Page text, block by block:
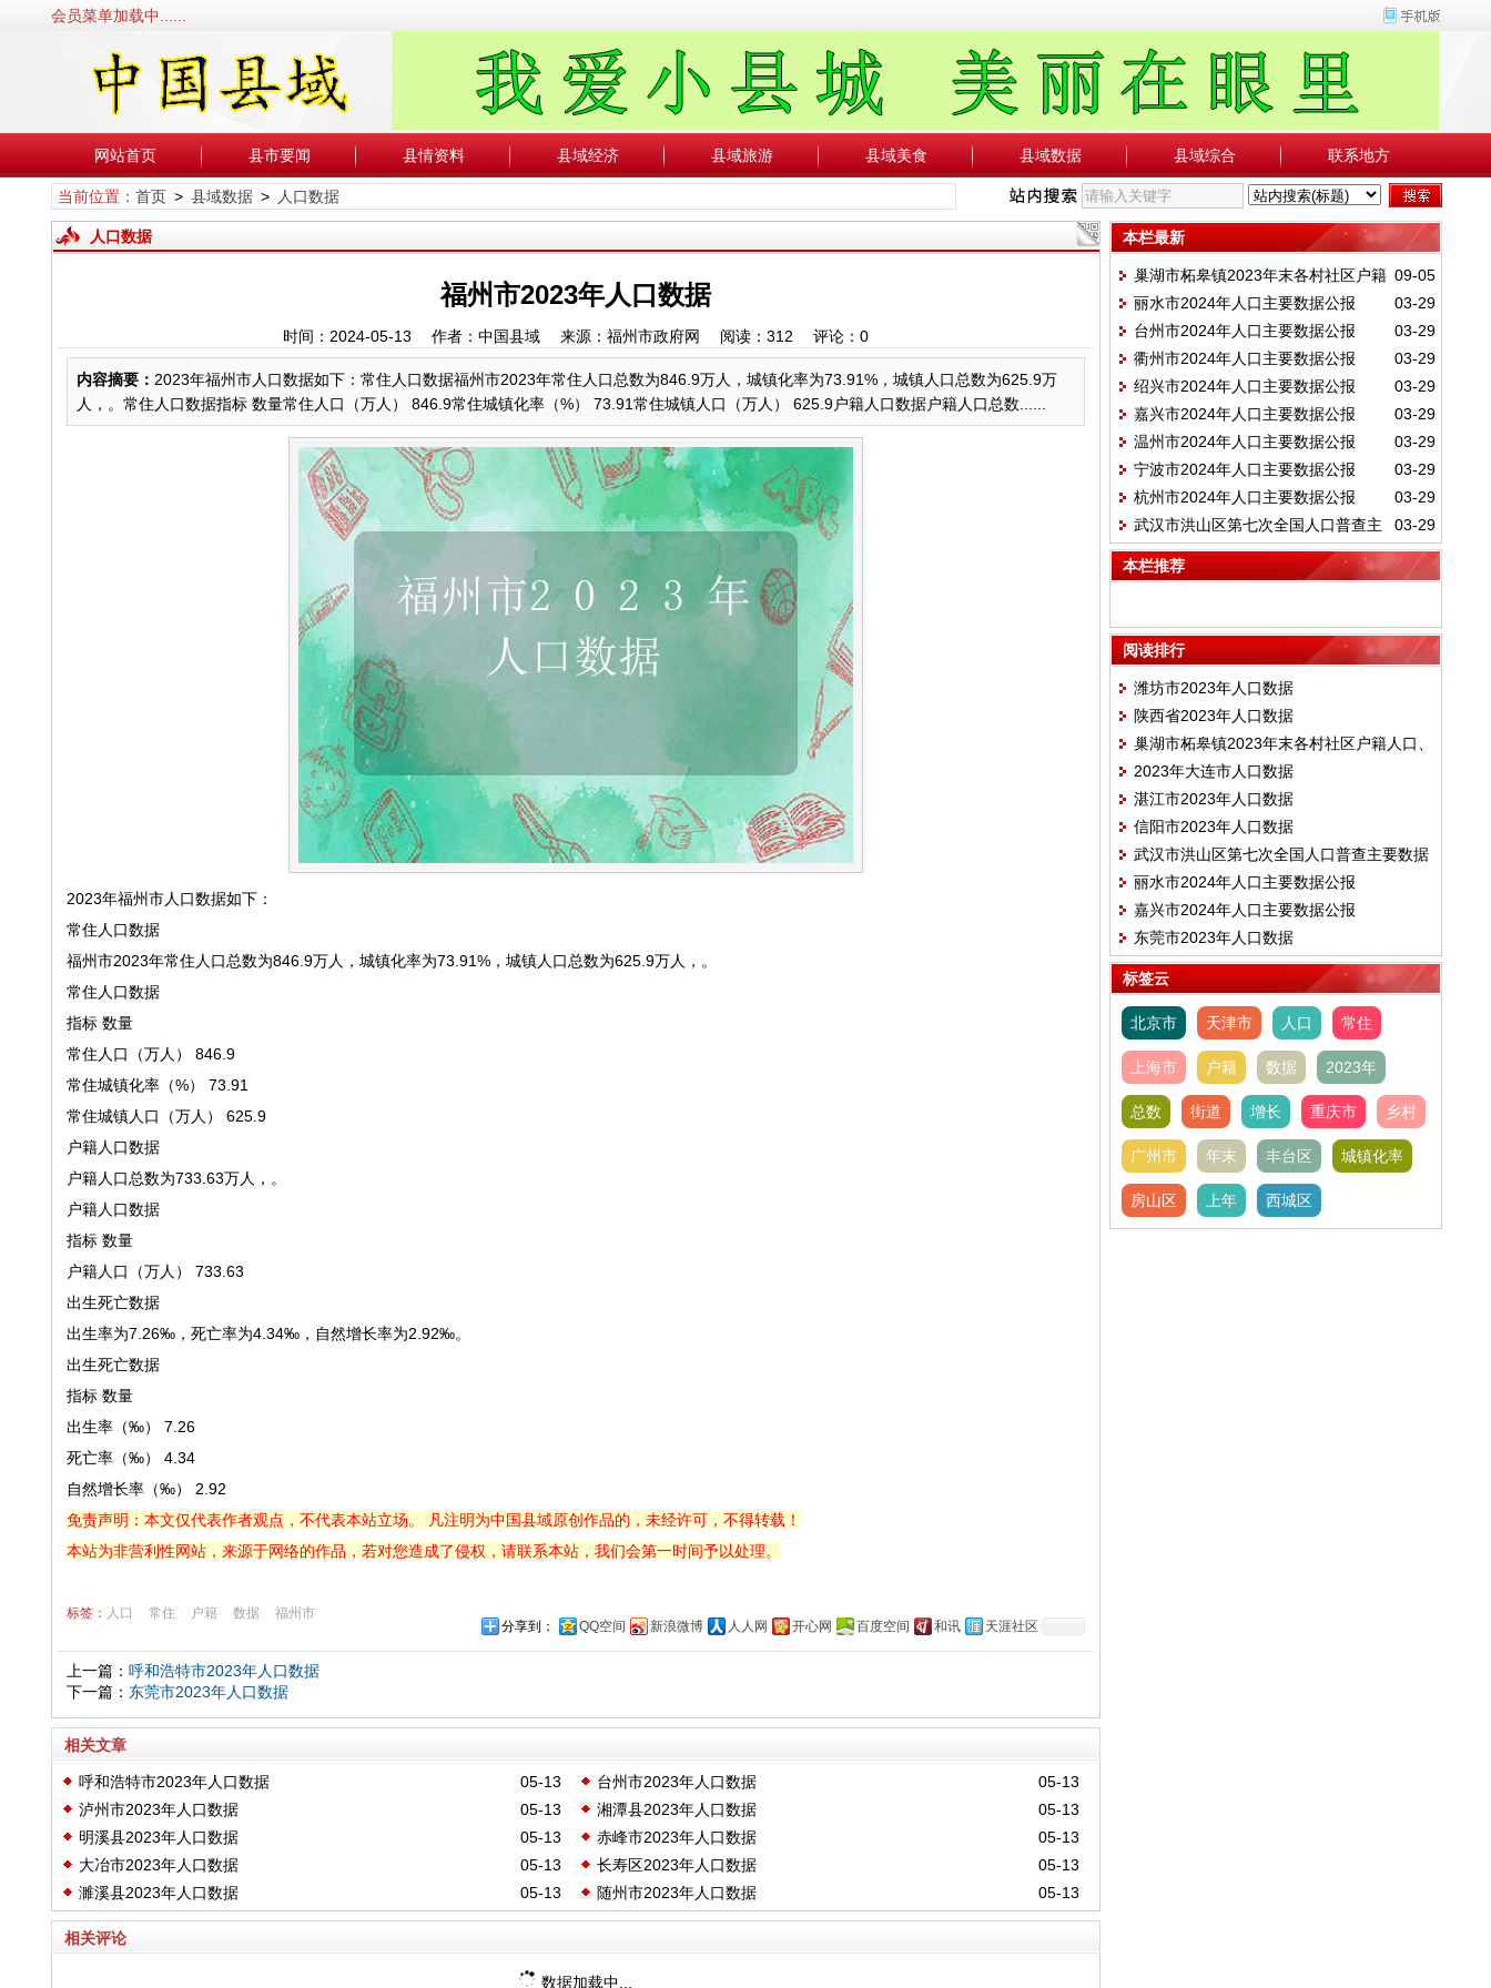
会员菜单加载中......
网站首页 县市要闻 县情资料 县域经济 县域旅游 县域美食 县域数据 县域综合 联系地方
当前位置： 首页> 县域数据> 人口数据
人口数据
福州市2023年人口数据
时间：2024-05-13 作者：中国县域 来源：福州市政府网 阅读： 312 评论： 0
内容摘要： 2023年福州市人口数据如下：常住人口数据福州市2023年常住人口总数为846.9万人，城镇化率为73.91%，城镇人口总数为625.9万
人，。常住人口数据指标 数量常住人口（万人） 846.9常住城镇化率（%） 73.91常住城镇人口（万人） 625.9户籍人口数据户籍人口总数......
2023年福州市人口数据如下：
常住人口数据
福州市2023年常住人口总数为846.9万人，城镇化率为73.91%，城镇人口总数为625.9万人，。
常住人口数据
指标 数量
常住人口（万人）
846.9
常住城镇化率（%）
73.91
常住城镇人口（万人）
625.9
户籍人口数据
户籍人口总数为733.63万人，。
户籍人口数据
指标 数量
户籍人口（万人）
733.63
出生死亡数据
出生率为7.26‰，死亡率为4.34‰，自然增长率为2.92‰。
出生死亡数据
指标 数量
出生率（‰）
7.26
死亡率（‰）
4.34
自然增长率（‰）
2.92
免责声明：本文仅代表作者观点，不代表本站立场。 凡注明为中国县域原创作品的，未经许可，不得转载！
本站为非营利性网站，来源于网络的作品，若对您造成了侵权，请联系本站，我们会第一时间予以处理。
标签： 人口 常住 户籍 数据
福州市
分享到：
QQ空间 新浪微博 人人网 开心网 百度空间 和讯 天涯社区
上一篇： 呼和浩特市2023年人口数据
下一篇： 东莞市2023年人口数据
相关文章
05-13
呼和浩特市2023年人口数据 05-13
台州市2023年人口数据
05-13
泸州市2023年人口数据 05-13
湘潭县2023年人口数据
05-13
明溪县2023年人口数据 05-13
赤峰市2023年人口数据
05-13
大冶市2023年人口数据 05-13
长寿区2023年人口数据
05-13
濉溪县2023年人口数据 05-13
随州市2023年人口数据
相关评论
数据加载中...
本栏最新
09-05
巢湖市柘皋镇2023年末各村社区户籍
人口、村民小组一览表
03-29
丽水市2024年人口主要数据公报
03-29
台州市2024年人口主要数据公报
03-29
衢州市2024年人口主要数据公报
03-29
绍兴市2024年人口主要数据公报
03-29
嘉兴市2024年人口主要数据公报
03-29
温州市2024年人口主要数据公报
03-29
宁波市2024年人口主要数据公报
03-29
杭州市2024年人口主要数据公报
03-29
武汉市洪山区第七次全国人口普查主
要数据
本栏推荐
阅读排行
潍坊市2023年人口数据
陕西省2023年人口数据
巢湖市柘皋镇2023年末各村社区户籍人口、
村民小组一览表
2023年大连市人口数据
湛江市2023年人口数据
信阳市2023年人口数据
武汉市洪山区第七次全国人口普查主要数据
丽水市2024年人口主要数据公报
嘉兴市2024年人口主要数据公报
东莞市2023年人口数据
标签云
北京市 天津市 人口 常住
上海市 户籍 数据 2023年
总数 街道 增长 重庆市 乡村
广州市 年末 丰台区 城镇化率
房山区 上年 西城区